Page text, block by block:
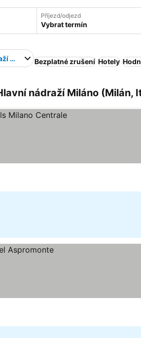
Příjezd/odjezd
Vybrat termín
Miláno Bezplatné zrušení Hotely
nádraží Miláno (Milán,